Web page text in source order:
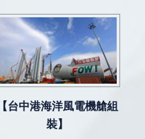
【台中港海洋風電機艙組
裝】